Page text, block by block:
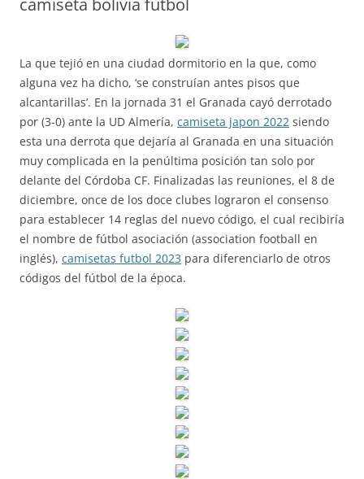
camiseta bolivia futbol
La que tejió en una ciudad dormitorio en la que, como
alguna vez ha dicho, ‘se construían antes pisos que
alcantarillas’. En la jornada 31 el Granada cayó derrotado
por (3-0) ante la UD Almería, camiseta japon 2022 siendo
esta una derrota que dejaría al Granada en una situación
muy complicada en la penúltima posición tan solo por
delante del Córdoba CF. Finalizadas las reuniones, el 8 de
diciembre, once de los doce clubes lograron el consenso
para establecer 14 reglas del nuevo código, el cual recibiría
el nombre de fútbol asociación (association football en
inglés), camisetas futbol 2023 para diferenciarlo de otros
códigos del fútbol de la época.